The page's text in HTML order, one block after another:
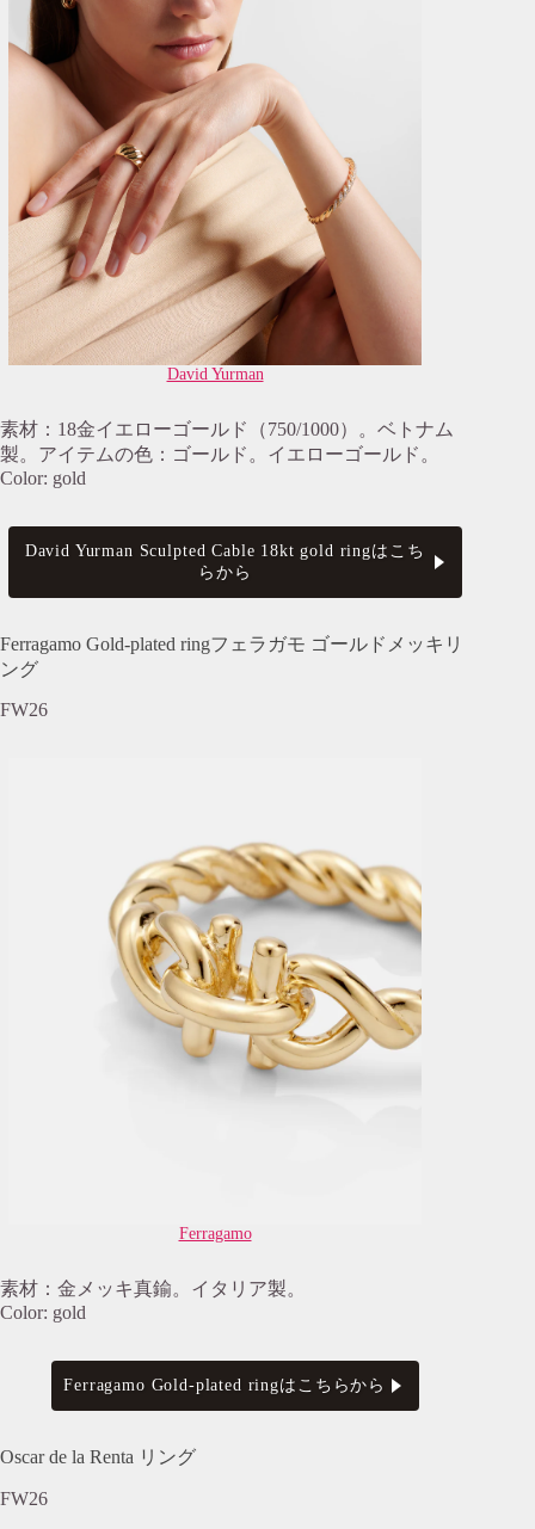
David Yurman
素材：18金イエローゴールド（750/1000）。ベトナム
製。アイテムの色：ゴールド。イエローゴールド。
Color: gold
David Yurman Sculpted Cable 18kt gold ringはこち
らから
Ferragamo Gold-plated ringフェラガモ ゴールドメッキリ
ング
FW26
Ferragamo
素材：金メッキ真鍮。イタリア製。
Color: gold
Ferragamo Gold-plated ringはこちらから
Oscar de la Renta リング
FW26